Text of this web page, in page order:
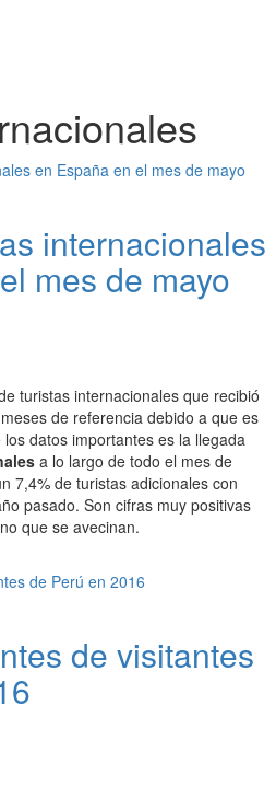
internacionales
mes de mayo
turistas internacionales que recibió
de referencia debido a que es
datos importantes es la llegada
a lo largo de todo el mes de
7,4% de turistas adicionales con
pasado. Son cifras muy positivas
que se avecinan.
de visitantes